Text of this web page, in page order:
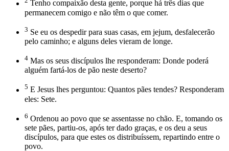
Tenho compaixão desta gente, porque há três dias que
permanecem comigo e não têm o que comer.
3 Se eu os despedir para suas casas, em jejum, desfalecerão
pelo caminho; e alguns deles vieram de longe.
4 Mas os seus discípulos lhe responderam: Donde poderá
alguém fartá-los de pão neste deserto?
5 E Jesus lhes perguntou: Quantos pães tendes? Responderam
eles: Sete.
6 Ordenou ao povo que se assentasse no chão. E, tomando os
sete pães, partiu-os, após ter dado graças, e os deu a seus
discípulos, para que estes os distribuíssem, repartindo entre o
povo.